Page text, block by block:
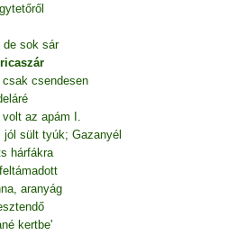
de sok sár
csendesen
volt az apám I.
jól sült tyúk; Gazanyél
hárfákra
aranyág
kertbe'